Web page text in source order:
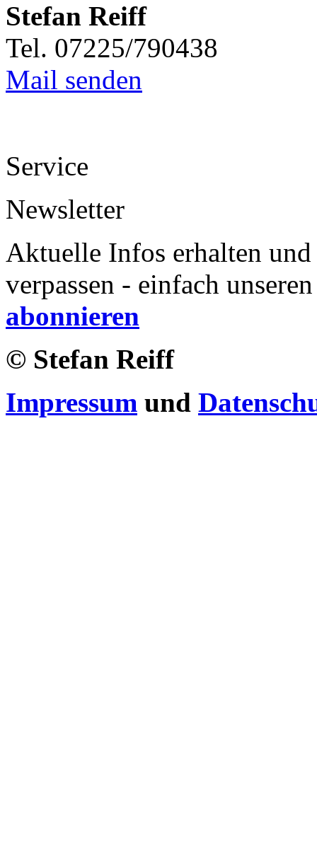
Stefan Reiff
Tel. 07225/790438
Mail senden
Service
Newsletter
Aktuelle Infos erhalten
verpassen - einfach
abonnieren
© Stefan Reiff
Impressum und